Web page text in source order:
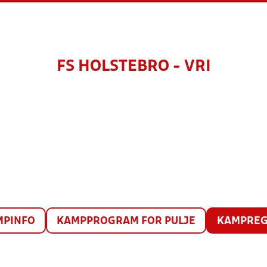
FS HOLSTEBRO - VRI
KAMPPROGRAM FOR PULJE